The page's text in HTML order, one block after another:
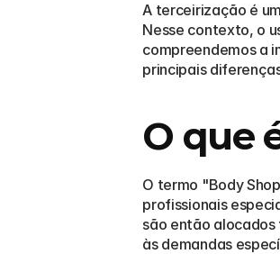
A terceirização é
Nesse contexto, o
compreendemos a
principais
O que
O termo "Body
profissionais
são então
às demandas